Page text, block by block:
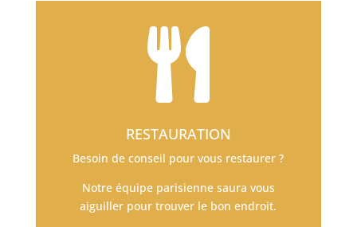

RESTAURATION
Besoin de conseil pour vous restaurer ?
Notre équipe parisienne saura vous
aiguiller pour trouver le bon endroit.